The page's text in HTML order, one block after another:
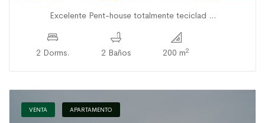
Excelente Pent-house totalmente teciclad ...
2 Dorms. 2 Baños 200 m2
VENTA APARTAMENTO